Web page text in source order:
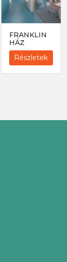
FRANKLIN
HÁZ
Részletek